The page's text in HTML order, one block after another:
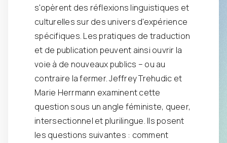
s'opèrent des réflexions linguistiques et
culturelles sur des univers d'expérience
spécifiques. Les pratiques de traduction
et de publication peuvent ainsi ouvrir la
voie à de nouveaux publics – ou au
contraire la fermer. Jeffrey Trehudic et
Marie Herrmann examinent cette
question sous un angle féministe, queer,
intersectionnel et plurilingue. Ils posent
les questions suivantes : comment